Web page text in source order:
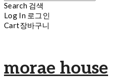
Search 검색
Log In 로그인
Cart장바구니
morae house